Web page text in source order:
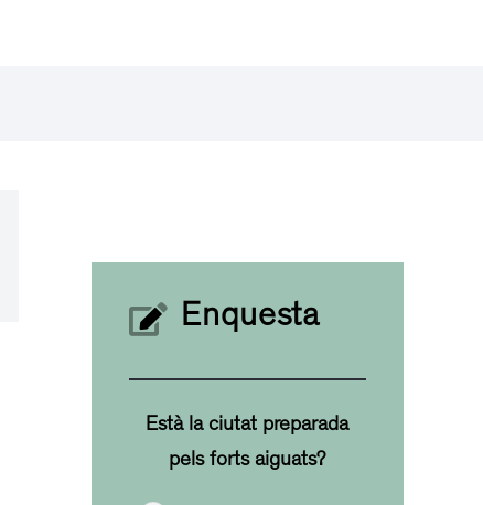
Enquesta
Està la ciutat preparada
pels forts aiguats?